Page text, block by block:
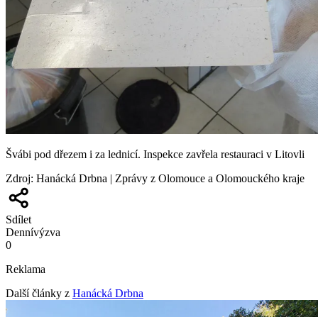
Švábi pod dřezem i za lednicí. Inspekce zavřela restauraci v Litovli
Zdroj: Hanácká Drbna | Zprávy z Olomouce a Olomouckého kraje
Sdílet
Dennívýzva
0
Reklama
Další články z Hanácká Drbna